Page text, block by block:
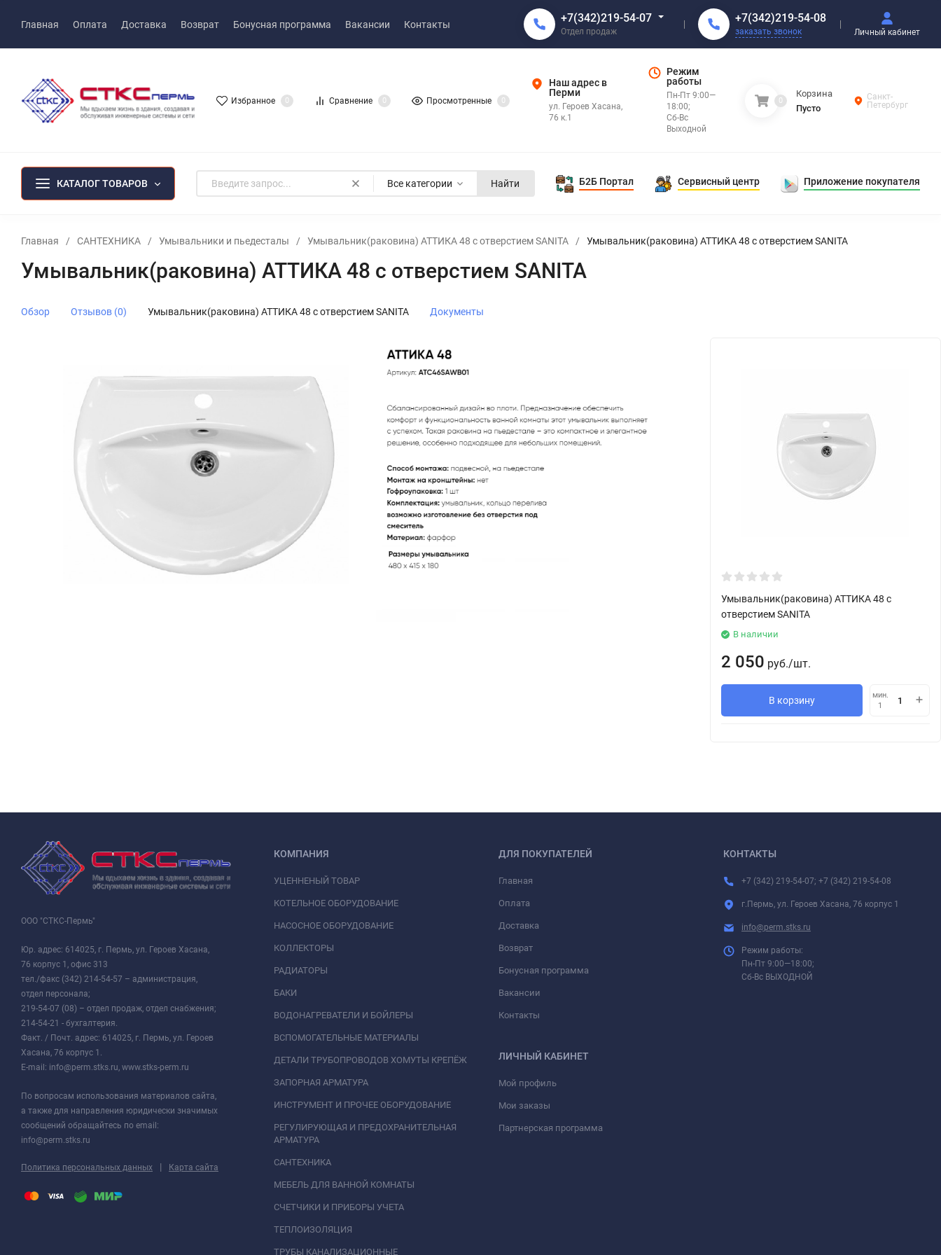
Главная Оплата Доставка Возврат Бонусная программа Вакансии Контакты +7(342)219-54-07
Отдел продаж
+7(342)219-54-08
заказать звонок Личный кабинет
Избранное 0 Сравнение 0 Просмотренные 0
Наш адрес в
Перми
ул. Героев Хасана,
76 к.1
Режим
работы
Пн-Пт 9:00—
18:00;
Сб-Вс
Выходной
0
Корзина
Пусто
Санкт-
Петербург
КАТАЛОГ ТОВАРОВ Все категории Найти Б2Б Портал Сервисный центр Приложение покупателя
Главная / САНТЕХНИКА / Умывальники и пьедесталы / Умывальник(раковина) АТТИКА 48 с отверстием SANITA / Умывальник(раковина) АТТИКА 48 с отверстием SANITA
Умывальник(раковина) АТТИКА 48 с отверстием SANITA
Обзор Отзывов (0) Умывальник(раковина) АТТИКА 48 с отверстием SANITA Документы
Умывальник(раковина) АТТИКА 48 с
отверстием SANITA
В наличии
2 050 руб./шт.
В корзину
мин.
1
ООО "СТКС-Пермь"
Юр. адрес: 614025, г. Пермь, ул. Героев Хасана,
76 корпус 1, офис 313
тел./факс (342) 214-54-57 – администрация,
отдел персонала;
219-54-07 (08) – отдел продаж, отдел снабжения;
214-54-21 - бухгалтерия.
Факт. / Почт. адрес: 614025, г. Пермь, ул. Героев
Хасана, 76 корпус 1.
E-mail: info@perm.stks.ru, www.stks-perm.ru
По вопросам использования материалов сайта,
а также для направления юридически значимых
сообщений обращайтесь по email:
info@perm.stks.ru
Политика персональных данных | Карта сайта
КОМПАНИЯ
УЦЕННЕНЫЙ ТОВАР
КОТЕЛЬНОЕ ОБОРУДОВАНИЕ
НАСОСНОЕ ОБОРУДОВАНИЕ
КОЛЛЕКТОРЫ
РАДИАТОРЫ
БАКИ
ВОДОНАГРЕВАТЕЛИ И БОЙЛЕРЫ
ВСПОМОГАТЕЛЬНЫЕ МАТЕРИАЛЫ
ДЕТАЛИ ТРУБОПРОВОДОВ ХОМУТЫ КРЕПЁЖ
ЗАПОРНАЯ АРМАТУРА
ИНСТРУМЕНТ И ПРОЧЕЕ ОБОРУДОВАНИЕ
РЕГУЛИРУЮЩАЯ И ПРЕДОХРАНИТЕЛЬНАЯ
АРМАТУРА
САНТЕХНИКА
МЕБЕЛЬ ДЛЯ ВАННОЙ КОМНАТЫ
СЧЕТЧИКИ И ПРИБОРЫ УЧЕТА
ТЕПЛОИЗОЛЯЦИЯ
ТРУБЫ КАНАЛИЗАЦИОННЫЕ
ДЛЯ ПОКУПАТЕЛЕЙ
Главная
Оплата
Доставка
Возврат
Бонусная программа
Вакансии
Контакты
ЛИЧНЫЙ КАБИНЕТ
Мой профиль
Мои заказы
Партнерская программа
КОНТАКТЫ
+7 (342) 219-54-07; +7 (342) 219-54-08
г.Пермь, ул. Героев Хасана, 76 корпус 1
info@perm.stks.ru
Режим работы:
Пн-Пт 9:00—18:00;
Сб-Вс ВЫХОДНОЙ